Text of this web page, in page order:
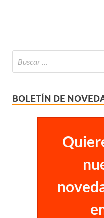
BOLETÍN DE